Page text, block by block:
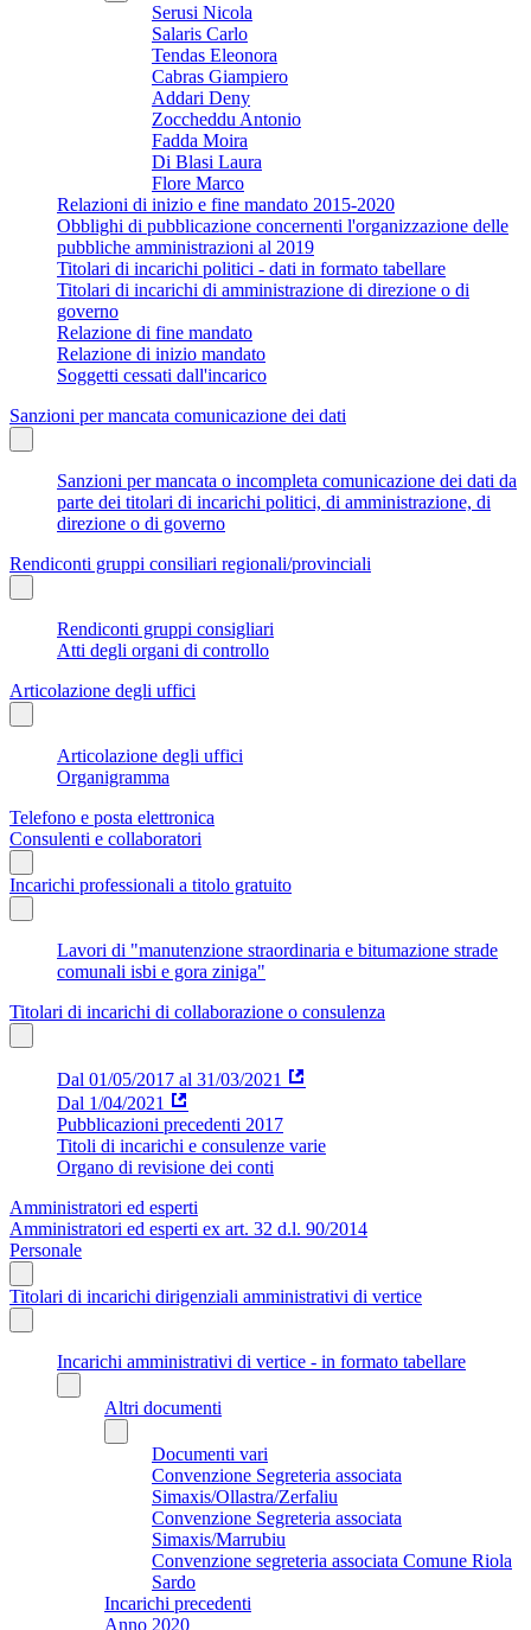
Serusi Nicola
Salaris Carlo
Tendas Eleonora
Cabras Giampiero
Addari Deny
Zoccheddu Antonio
Fadda Moira
Di Blasi Laura
Flore Marco
Relazioni di inizio e fine mandato 2015-2020
Obblighi di pubblicazione concernenti l'organizzazione delle
pubbliche amministrazioni al 2019
Titolari di incarichi politici - dati in formato tabellare
Titolari di incarichi di amministrazione di direzione o di
governo
Relazione di fine mandato
Relazione di inizio mandato
Soggetti cessati dall'incarico
Sanzioni per mancata comunicazione dei dati
Sanzioni per mancata o incompleta comunicazione dei dati da
parte dei titolari di incarichi politici, di amministrazione, di
direzione o di governo
Rendiconti gruppi consiliari regionali/provinciali
Rendiconti gruppi consigliari
Atti degli organi di controllo
Articolazione degli uffici
Articolazione degli uffici
Organigramma
Telefono e posta elettronica
Consulenti e collaboratori
Incarichi professionali a titolo gratuito
Lavori di "manutenzione straordinaria e bitumazione strade
comunali isbi e gora ziniga"
Titolari di incarichi di collaborazione o consulenza
Dal 01/05/2017 al 31/03/2021
Dal 1/04/2021
Pubblicazioni precedenti 2017
Titoli di incarichi e consulenze varie
Organo di revisione dei conti
Amministratori ed esperti
Amministratori ed esperti ex art. 32 d.l. 90/2014
Personale
Titolari di incarichi dirigenziali amministrativi di vertice
Incarichi amministrativi di vertice - in formato tabellare
Altri documenti
Documenti vari
Convenzione Segreteria associata
Simaxis/Ollastra/Zerfaliu
Convenzione Segreteria associata
Simaxis/Marrubiu
Convenzione segreteria associata Comune Riola
Sardo
Incarichi precedenti
Anno 2020